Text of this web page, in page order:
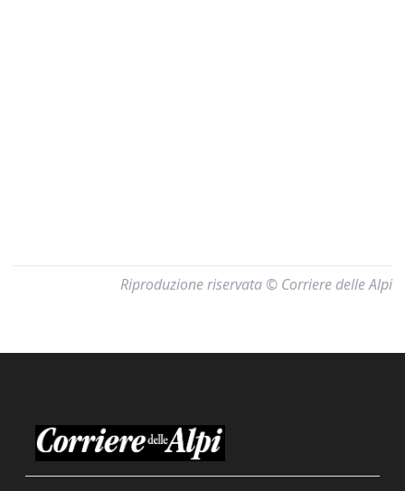
Riproduzione riservata © Corriere delle Alpi